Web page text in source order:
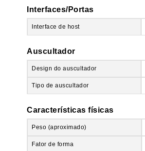
Interfaces/Portas
Interface de host
Auscultador
Design do auscultador
Tipo de auscultador
Características físicas
Peso (aproximado)
Fator de forma